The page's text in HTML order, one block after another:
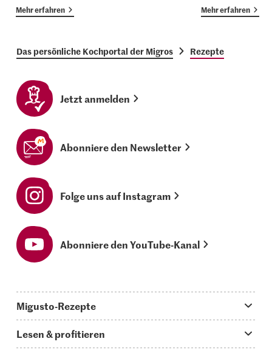
Mehr erfahren Mehr erfahren
Das persönliche Kochportal der Migros Rezepte
Jetzt anmelden
Abonniere den Newsletter
Folge uns auf Instagram
Abonniere den YouTube-Kanal
Migusto-Rezepte
Lesen & profitieren